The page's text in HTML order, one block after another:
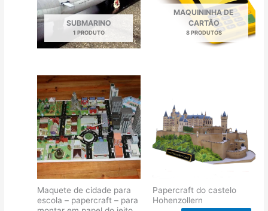
SUBMARINO
1 PRODUTO
MAQUININHA DE
CARTÃO
8 PRODUTOS
Maquete de cidade para
escola – papercraft – para
Papercraft do castelo
Hohenzollern